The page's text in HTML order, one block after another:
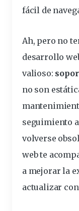
fácil de
Ah, pero no
desarrollo
valioso:
no son
seguimiento
volverse
web te
a mejorar la
actualizar